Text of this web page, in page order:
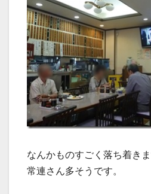
なんかものすごく落ち着き
常連さん多そうです。